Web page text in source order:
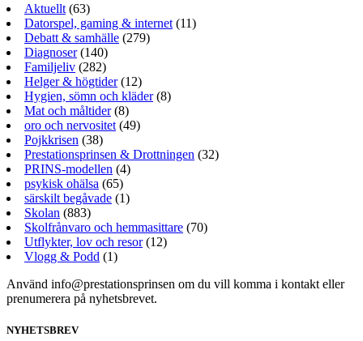
Aktuellt (63)
Datorspel, gaming & internet (11)
Debatt & samhälle (279)
Diagnoser(140)
Familjeliv (282)
Helger & högtider(12)
Hygien, sömn och kläder(8)
Mat och måltider(8)
oro och nervositet (49)
Pojkkrisen (38)
Prestationsprinsen & Drottningen (32)
PRINS-modellen (4)
psykisk ohälsa (65)
särskilt begåvade (1)
Skolan (883)
Skolfrånvaro och hemmasittare (70)
Utflykter, lov och resor(12)
Vlogg & Podd (1)
Använd info@prestationsprinsen om du vill komma i kontakt eller
prenumerera på nyhetsbrevet.
NYHETSBREV